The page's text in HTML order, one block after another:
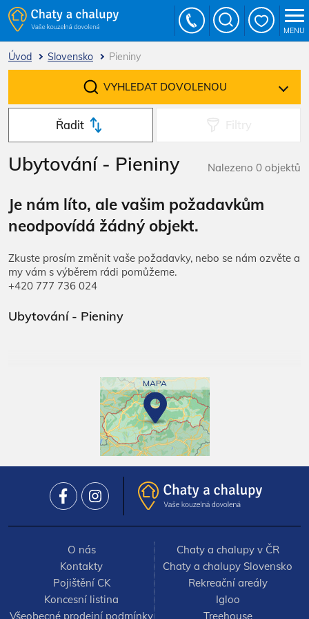
Úvod Slovensko Pieniny
Řadit
Ubytování - Pieniny Nalezeno 0 objektů
Je nám líto, ale vašim požadavkům
neodpovídá žádný objekt.
Zkuste prosím změnit vaše požadavky, nebo se nám ozvěte a
my vám s výběrem rádi pomůžeme.
+420 777 736 024
Ubytování - Pieniny
MAPA
VYHLEDAT DOVOLENOU
MENU
O nás
Kontakty
Pojištění CK
Koncesní listina
Všeobecné prodejní podmínky
Chaty a chalupy v ČR
Chaty a chalupy Slovensko
Rekreační areály
Igloo
Treehouse